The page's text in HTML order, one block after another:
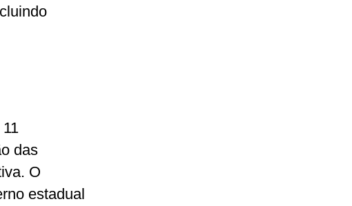
das
O
estadual